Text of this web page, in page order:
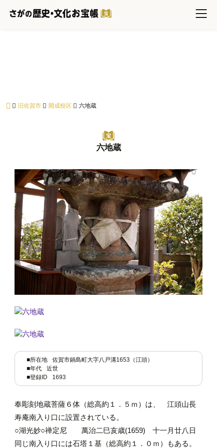
旧佐賀市 開成校区 六地蔵
六地蔵
■所在地
佐賀市鍋島町大字八戸溝1653（江頭）
■年代
近世
■登録ID
1693
奉彫刻地蔵菩薩６体（総高約１．５ｍ）は、 江頭山長
寿庵南入り口に設置されている。
○湖光妙○禅定尼 萬治二巳亥歳(1659) 十一月廿八日
同じ南入り口には石塔１基（総高約１．０ｍ）もある。